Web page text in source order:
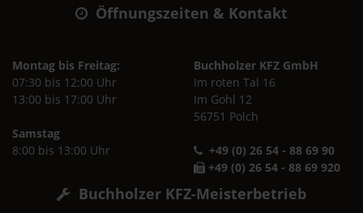
Öffnungszeiten & Kontakt
Montag bis Freitag:
07:30 bis 12:00 Uhr
13:00 bis 17:00 Uhr
Samstag
8:00 bis 13:00 Uhr
Buchholzer KFZ GmbH
Im roten Tal 16
Im Gohl 12
56751 Polch
+49 (0) 26 54 - 88 69 90
+49 (0) 26 54 - 88 69 920
Buchholzer KFZ-Meisterbetrieb